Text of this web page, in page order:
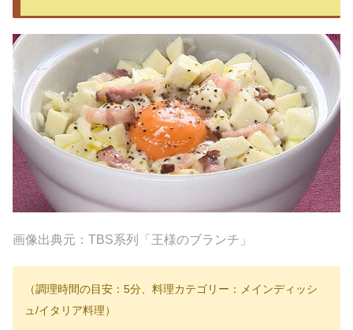
画像出典元：TBS系列「王様のブランチ」
（調理時間の目安：5分、料理カテゴリー：メインディッシ
ュ/イタリア料理）